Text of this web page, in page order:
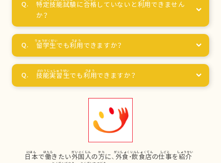
特定技能試験に合格 していないと利用 できません
か？
留学生でも利用 できますか？
技能実習生でも利用できますか？
日本で働きたい外国人の方に、 外食 ・飲食店の仕事を紹介